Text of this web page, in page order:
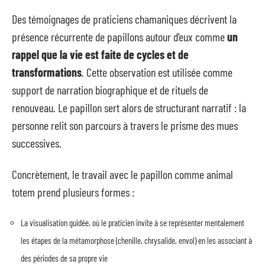
Des témoignages de praticiens chamaniques décrivent la
présence récurrente de papillons autour d’eux commeun
rappel que la vie est faite de cycles et de
transformations. Cette observation est utilisée comme
support de narration biographique et de rituels de
renouveau. Le papillon sert alors de structurant narratif : la
personne relit son parcours à travers le prisme des mues
successives.
Concrètement, le travail avec le papillon comme animal
totem prend plusieurs formes :
La visualisation guidée, où le praticien invite à se représenter mentalement
les étapes de la métamorphose (chenille, chrysalide, envol) en les associant à
des périodes de sa propre vie